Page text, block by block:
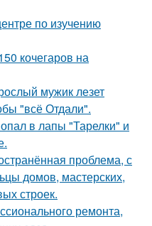
по изучению
кочегаров на
мужик лезет
"всё Отдали".
в лапы "Тарелки" и
проблема, с
домов, мастерских,
строек.
ремонта,